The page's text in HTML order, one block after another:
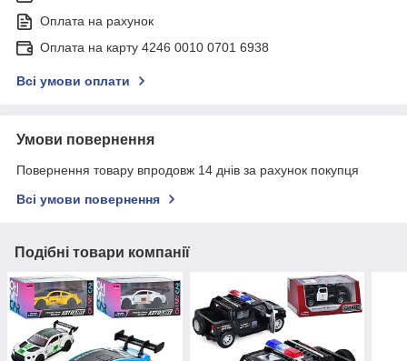
Оплата на рахунок
Оплата на карту 4246 0010 0701 6938
Всі умови оплати
Умови повернення
Повернення товару впродовж 14 днів за рахунок покупця
Всі умови повернення
Подібні товари компанії